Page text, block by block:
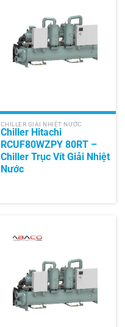
CHILLER GIẢI NHIỆT NƯỚC
Chiller Hitachi
RCUF80WZPY 80RT –
Chiller Trục Vít Giải Nhiệt
Nước